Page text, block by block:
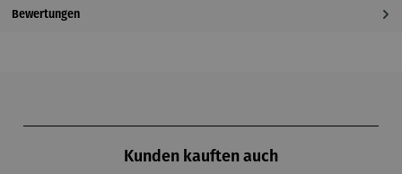
Bewertungen
Kunden kauften auch